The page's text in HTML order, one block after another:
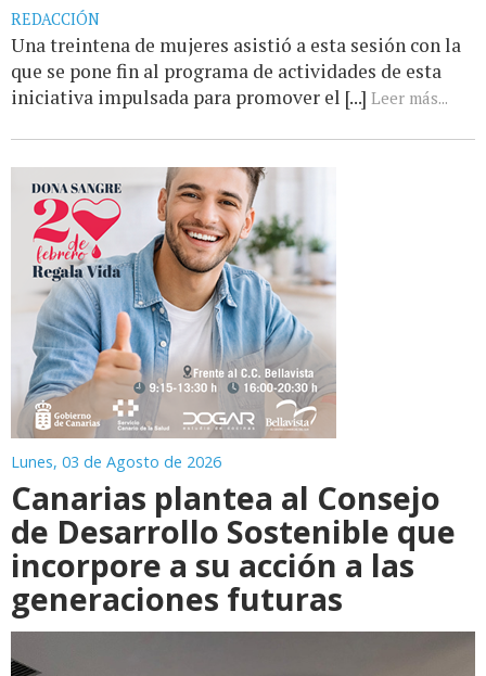
REDACCIÓN
Una treintena de mujeres asistió a esta sesión con la
que se pone fin al programa de actividades de esta
iniciativa impulsada para promover el [...] Leer más...
Lunes, 03 de Agosto de 2026
Canarias plantea al Consejo
de Desarrollo Sostenible que
incorpore a su acción a las
generaciones futuras